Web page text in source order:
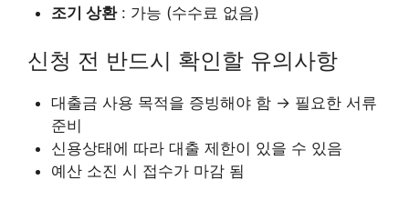
조기 상환: 가능 (수수료 없음)
신청 전 반드시 확인할 유의사항
대출금 사용 목적을 증빙해야 함 → 필요한 서류
준비
신용상태에 따라 대출 제한이 있을 수 있음
예산 소진 시 접수가 마감 됨